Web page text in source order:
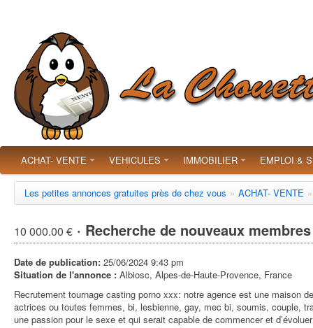
ACHAT- VENTE VEHICULES IMMOBILIER EMPLOI &
Les petites annonces gratuites près de chez vous » ACHAT- VENTE »
10 000.00 € · Recherche de nouveaux
Date de publication: 25/06/2024 9:43 pm
Situation de l'annonce : Albiosc, Alpes-de-Haute-Provence, France
Recrutement tournage casting porno xxx: notre agence est une maison
actrices ou toutes femmes, bi, lesbienne, gay, mec bi, soumis, couple,
une passion pour le sexe et qui serait capable de commencer et